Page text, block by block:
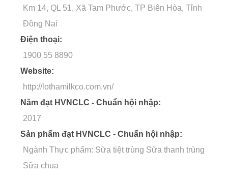
Km 14, QL 51, Xã Tam Phước, TP Biên Hòa, Tỉnh
Đồng Nai
Điện thoại:
1900 55 8890
Website:
http://lothamilkco.com.vn/
Năm đạt HVNCLC - Chuẩn hội nhập:
2017
Sản phẩm đạt HVNCLC - Chuẩn hội nhập:
Ngành Thực phẩm: Sữa tiệt trùng Sữa thanh trùng
Sữa chua